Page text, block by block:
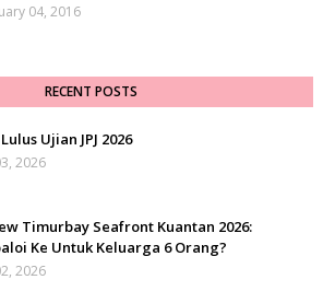
04, 2016
RECENT POSTS
Ujian JPJ 2026
2026
Timurbay Seafront Kuantan 2026:
Ke Untuk Keluarga 6 Orang?
2026